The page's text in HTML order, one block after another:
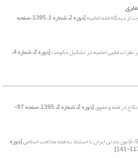
دیدگاه فقه امامیه [دوره 2، شماره 1، 1395، صفحه
نظرات فقهی امامیه در تشکیل حکومت [دوره 2، شماره 4،
در فقه و حقوق [دوره 2، شماره 2، 1395، صفحه 97-
[دوره